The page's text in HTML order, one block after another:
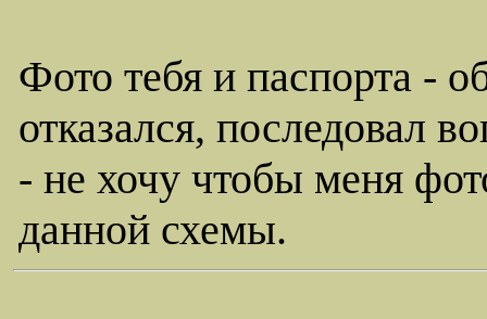
Фото тебя и паспорта -
отказался, последовал
- не хочу чтобы меня
данной схемы.